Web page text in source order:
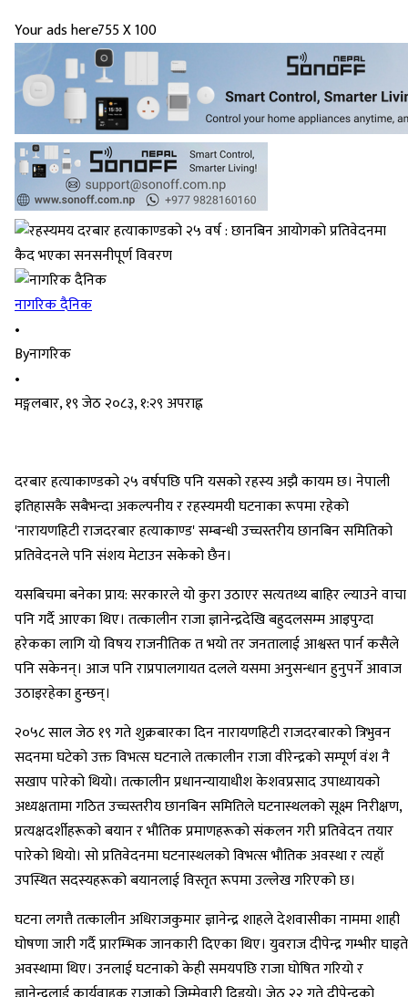
Your ads here755 X 100
नागरिक दैनिक
•
Byनागरिक
•
मङ्गलबार, १९ जेठ २०८३, १:२९ अपराह्न
दरबार हत्याकाण्डको २५ वर्षपछि पनि यसको रहस्य अझै कायम छ। नेपाली
इतिहासकै सबैभन्दा अकल्पनीय र रहस्यमयी घटनाका रूपमा रहेको
'नारायणहिटी राजदरबार हत्याकाण्ड' सम्बन्धी उच्चस्तरीय छानबिन समितिको
प्रतिवेदनले पनि संशय मेटाउन सकेको छैन।
यसबिचमा बनेका प्राय: सरकारले यो कुरा उठाएर सत्यतथ्य बाहिर ल्याउने वाचा
पनि गर्दै आएका थिए। तत्कालीन राजा ज्ञानेन्द्रदेखि बहुदलसम्म आइपुग्दा
हरेकका लागि यो विषय राजनीतिक त भयो तर जनतालाई आश्वस्त पार्न कसैले
पनि सकेनन्। आज पनि राप्रपालगायत दलले यसमा अनुसन्धान हुनुपर्ने आवाज
उठाइरहेका हुन्छन्।
२०५८ साल जेठ १९ गते शुक्रबारका दिन नारायणहिटी राजदरबारको त्रिभुवन
सदनमा घटेको उक्त विभत्स घटनाले तत्कालीन राजा वीरेन्द्रको सम्पूर्ण वंश नै
सखाप पारेको थियो। तत्कालीन प्रधानन्यायाधीश केशवप्रसाद उपाध्यायको
अध्यक्षतामा गठित उच्चस्तरीय छानबिन समितिले घटनास्थलको सूक्ष्म निरीक्षण,
प्रत्यक्षदर्शीहरूको बयान र भौतिक प्रमाणहरूको संकलन गरी प्रतिवेदन तयार
पारेको थियो। सो प्रतिवेदनमा घटनास्थलको विभत्स भौतिक अवस्था र त्यहाँ
उपस्थित सदस्यहरूको बयानलाई विस्तृत रूपमा उल्लेख गरिएको छ।
घटना लगत्तै तत्कालीन अधिराजकुमार ज्ञानेन्द्र शाहले देशवासीका नाममा शाही
घोषणा जारी गर्दै प्रारम्भिक जानकारी दिएका थिए। युवराज दीपेन्द्र गम्भीर घाइते
अवस्थामा थिए। उनलाई घटनाको केही समयपछि राजा घोषित गरियो र